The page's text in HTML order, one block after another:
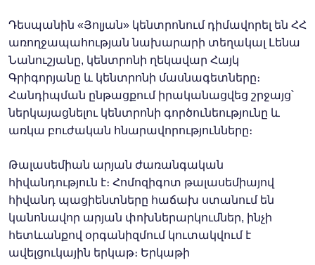
Դեսպանին «Յոլյան» կենտրոնում դիմավորել են ՀՀ
առողջապահության նախարարի տեղակալ Լենա
Նանուշյանը, կենտրոնի ղեկավար Հայկ
Գրիգորյանը և կենտրոնի մասնագետները։
Հանդիպման ընթացքում իրականացվեց շրջայց՝
ներկայացնելու կենտրոնի գործունեությունը և
առկա բուժական հնարավորությունները։
Թալասեմիան արյան ժառանգական
հիվանդություն է։ Հոմոզիգոտ թալասեմիայով
հիվանդ պացիենտները հաճախ ստանում են
կանոնավոր արյան փոխներարկումներ, ինչի
հետևանքով օրգանիզմում կուտակվում է
ավելցուկային երկաթ։ Երկաթի